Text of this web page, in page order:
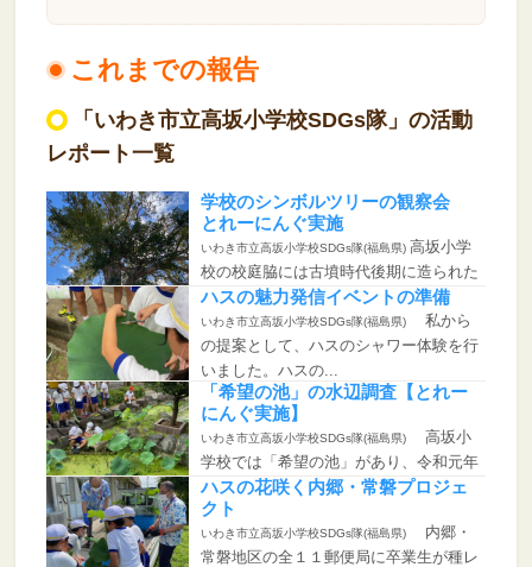
これまでの報告
「いわき市立高坂小学校SDGs隊」の活動
レポート一覧
学校のシンボルツリーの観察会
とれーにんぐ実施
いわき市立高坂小学校SDGs隊(福島県) 高坂小学
校の校庭脇には古墳時代後期に造られた
と言われる古墳が...
ハスの魅力発信イベントの準備
いわき市立高坂小学校SDGs隊(福島県)
私から
の提案として、ハスのシャワー体験を行
いました。ハスの...
「希望の池」の水辺調査【とれー
にんぐ実施】
いわき市立高坂小学校SDGs隊(福島県)
高坂小
学校では「希望の池」があり、令和元年
５月、白水阿弥陀...
ハスの花咲く内郷・常磐プロジェ
クト
いわき市立高坂小学校SDGs隊(福島県)
内郷・
常磐地区の全１１郵便局に卒業生が種レ